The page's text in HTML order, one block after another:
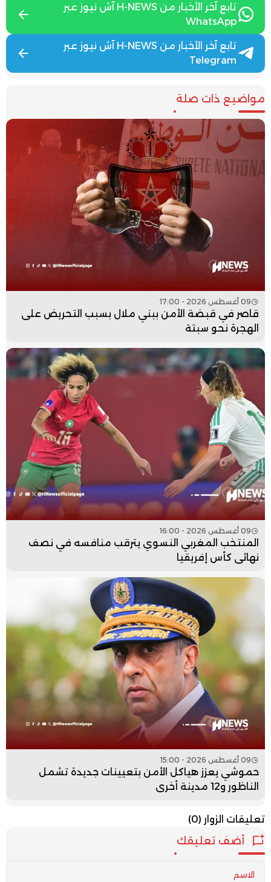
تابع آخر الأخبار من H-NEWS آش نيوز عبر
WhatsApp
تابع آخر الأخبار من H-NEWS آش نيوز عبر
Telegram
مواضيع ذات صلة
09 أغسطس 2026 - 17:00
قاصر في قبضة الأمن ببني ملال بسبب التحريض على
الهجرة نحو سبتة
09 أغسطس 2026 - 16:00
المنتخب المغربي النسوي يترقب منافسه في نصف
نهائي كأس إفريقيا
09 أغسطس 2026 - 15:00
حموشي يعزز هياكل الأمن بتعيينات جديدة تشمل
الناظور و12 مدينة أخرى
تعليقات الزوار (0)
أضف تعليقك